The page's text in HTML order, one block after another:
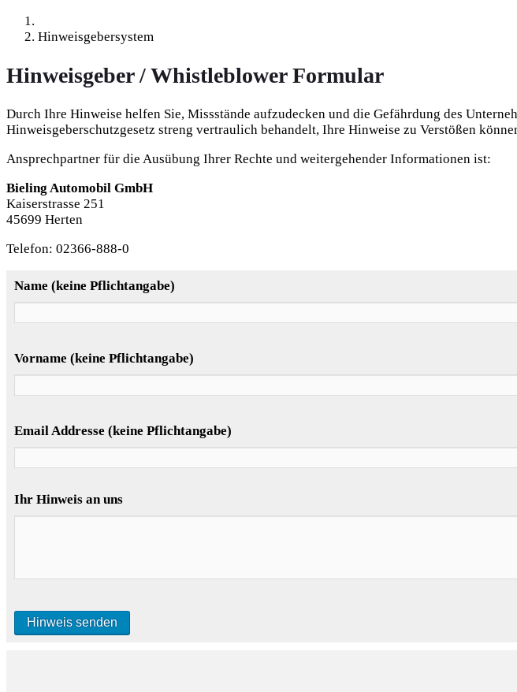
Hinweisgebersystem
Hinweisgeber / Whistleblower Formular
Durch Ihre Hinweise helfen Sie, Missstände aufzudecken und die Gefährdung des
Hinweisgeberschutzgesetz streng vertraulich behandelt, Ihre Hinweise zu Verstößen
Ansprechpartner für die Ausübung Ihrer Rechte und weitergehender Informationen ist:
Bieling Automobil GmbH
Kaiserstrasse 251
45699 Herten
Telefon: 02366-888-0
Name (keine Pflichtangabe)
Vorname (keine Pflichtangabe)
Email Addresse (keine Pflichtangabe)
Ihr Hinweis an uns